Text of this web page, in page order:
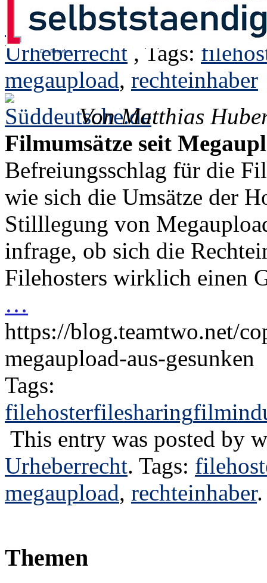
Der Ratgeber
27.11.2012 11:05, von
Urheberrecht , Tags:
megaupload, rechteinhaber
Von Matthias
Filmumsätze seit
Befreiungsschlag für die
wie sich die Umsätze der
Stilllegung von
infrage, ob sich die
Filehosters wirklich einen
…
https://blog.teamtwo.net/
megaupload-aus-gesunken
Tags:
filehosterfilesharing
This entry was posted by
Urheberrecht. Tags:
megaupload, rechteinhaber.
Themen